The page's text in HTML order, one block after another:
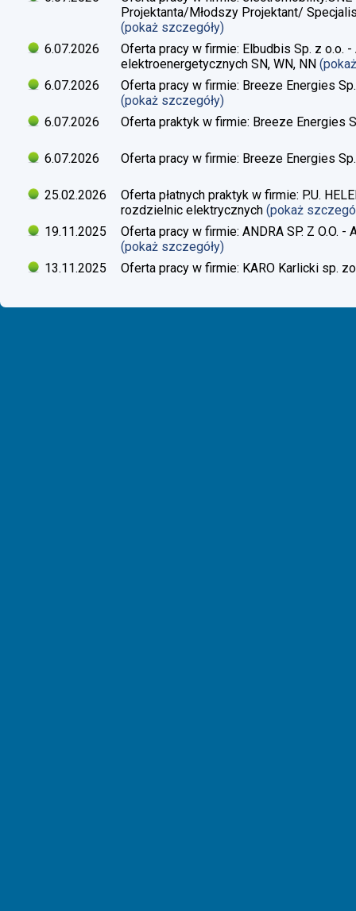
Projektanta/Młodszy Projektant/
(pokaż szczegóły)
6.07.2026
Oferta pracy w firmie: Elbudbis Sp. z
elektroenergetycznych SN, WN, NN
6.07.2026
Oferta pracy w firmie: Breeze Energies
(pokaż szczegóły)
6.07.2026
Oferta praktyk w firmie: Breeze Energies
6.07.2026 Oferta pracy w firmie: Breeze Energies
25.02.2026
Oferta płatnych praktyk w firmie: P.U.
rozdzielnic elektrycznych (pokaż
19.11.2025
Oferta pracy w firmie: ANDRA SP. Z O.O.
(pokaż szczegóły)
13.11.2025
Oferta pracy w firmie: KARO Karlicki sp.